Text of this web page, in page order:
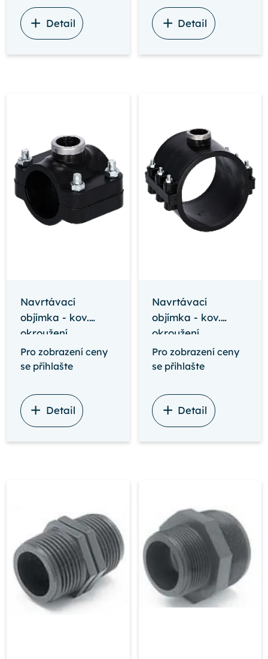
Detail Detail
Navrtávací
objímka - kov.
okroužení
Pro zobrazení ceny
se přihlašte
Detail
Navrtávací
objímka - kov.
okroužení
Pro zobrazení ceny
se přihlašte
Detail